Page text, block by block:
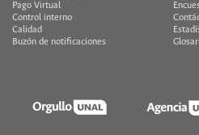
Pago Virtual
Control interno
Calidad
Buzón de notificaciones